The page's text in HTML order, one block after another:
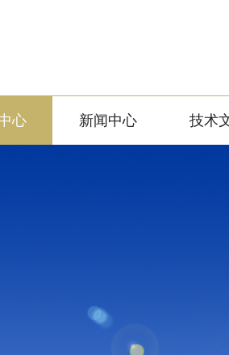
心 新闻中心 技术